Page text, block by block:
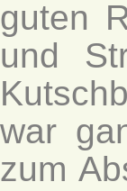
guten
und
war
zum